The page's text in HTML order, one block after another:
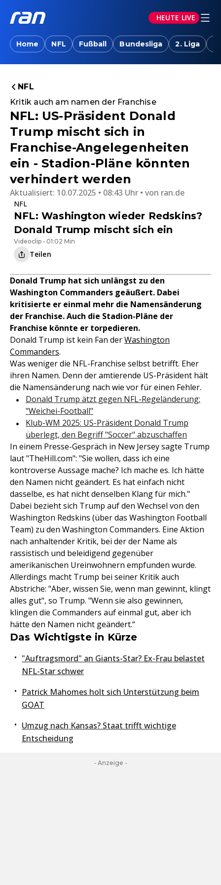
HEUTE LIVE
Home NFL Fußball Bundesliga 2. Liga
NFL
Kritik auch am namen der Franchise
NFL: US-Präsident Donald
Trump mischt sich in
Franchise-Angelegenheiten
ein - Stadion-Pläne könnten
verhindert werden
Aktualisiert: 10.07.2025 • 08:43 Uhr von ran.de
NFL
NFL: Washington wieder Redskins?
Donald Trump mischt sich ein
Videoclip • 01:02 Min
Teilen
Donald Trump hat sich unlängst zu den
Washington Commanders geäußert. Dabei
kritisierte er einmal mehr die Namensänderung
der Franchise. Auch die Stadion-Pläne der
Franchise könnte er torpedieren.
Donald Trump ist kein Fan derWashington
Commanders.
Was weniger die NFL-Franchise selbst betrifft. Eher
ihren Namen. Denn der amtierende US-Präsident hält
die Namensänderung nach wie vor für einen Fehler.
Donald Trump ätzt gegen NFL-Regeländerung:
"Weichei-Football"
Klub-WM 2025: US-Präsident Donald Trump
überlegt, den Begriff "Soccer" abzuschaffen
In einem Presse-Gespräch in New Jersey sagte Trump
laut "TheHill.com": "Sie wollen, dass ich eine
kontroverse Aussage mache? Ich mache es. Ich hätte
den Namen nicht geändert. Es hat einfach nicht
dasselbe, es hat nicht denselben Klang für mich."
Dabei bezieht sich Trump auf den Wechsel von den
Washington Redskins (über das Washington Football
Team) zu den Washington Commanders. Eine Aktion
nach anhaltender Kritik, bei der der Name als
rassistisch und beleidigend gegenüber
amerikanischen Ureinwohnern empfunden wurde.
Allerdings macht Trump bei seiner Kritik auch
Abstriche: "Aber, wissen Sie, wenn man gewinnt, klingt
alles gut", so Trump. "Wenn sie also gewinnen,
klingen die Commanders auf einmal gut, aber ich
hätte den Namen nicht geändert.“
Das Wichtigste in Kürze
"Auftragsmord" an Giants-Star? Ex-Frau belastet
NFL-Star schwer
Patrick Mahomes holt sich Unterstützung beim
GOAT
Umzug nach Kansas? Staat trifft wichtige
Entscheidung
- Anzeige -